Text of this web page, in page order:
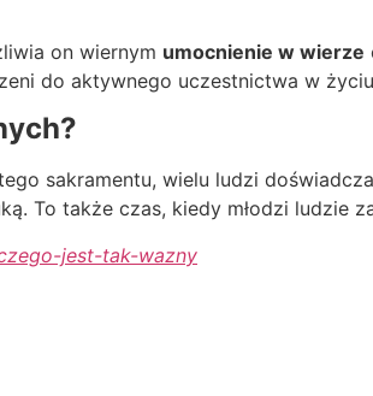
on wiernym umocnienie w wierze
do aktywnego uczestnictwa w życiu
sakramentu, wielu ludzi doświadcza
To także czas, kiedy młodzi ludzie
jest-tak-wazny